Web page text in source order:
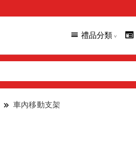
禮品分類
車內移動支架